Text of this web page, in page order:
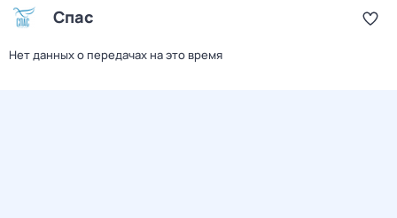
Спас
Нет данных о передачах на это время